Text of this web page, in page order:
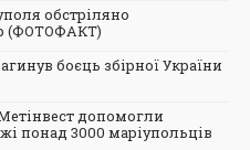
обстріляно
(ФОТОФАКТ)
боєць збірної України
допомогли
понад 3000 маріупольців